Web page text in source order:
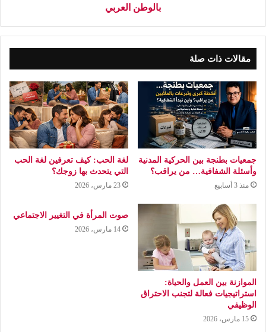
بالوطن العربي
مقالات ذات صلة
جمعيات بطنجة بين الحركية المدنية
وأسئلة الشفافية… من يراقب؟
منذ 3 أسابيع
لغة الحب: كيف تعرفين لغة الحب
التي يتحدث بها زوجك؟
23 مارس، 2026
الموازنة بين العمل والحياة:
استراتيجيات فعالة لتجنب الاحتراق
الوظيفي
15 مارس، 2026
صوت المرأة في التغيير الاجتماعي
14 مارس، 2026